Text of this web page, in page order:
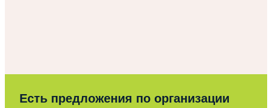
Есть предложения по организации